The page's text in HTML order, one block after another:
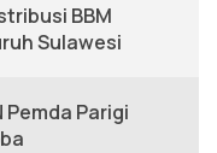
BBM
Sulawesi
Pemda Parigi